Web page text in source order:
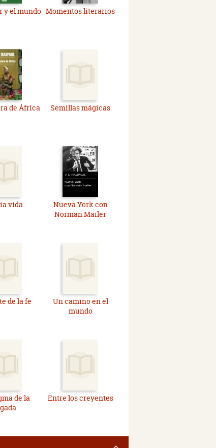
y el mundo Momentos literarios
de África Semillas mágicas
vida
Nueva York con
Norman Mailer
de la fe
Un camino en el
mundo
de la
Entre los creyentes